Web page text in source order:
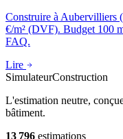
Construire à Aubervilliers
€/m² (DVF). Budget 100
FAQ.
Lire
SimulateurConstruction
L'estimation neutre,
bâtiment.
13 796 estimations